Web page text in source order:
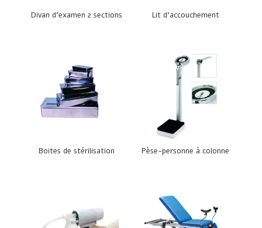
Divan d’examen 2 sections Lit d’accouchement
Boites de stérilisation Pèse-personne à colonne